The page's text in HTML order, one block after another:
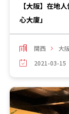
【大阪】在地
心大廈」
関西
大
2021-03-15